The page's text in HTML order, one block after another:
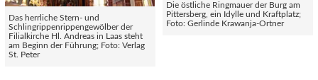
Das herrliche Stern- und
Schlingrippenrippengewölber der
Filialkirche Hl. Andreas in Laas steht
am Beginn der Führung; Foto: Verlag
St. Peter
Die östliche Ringmauer der Burg am
Pittersberg, ein Idylle und Kraftplatz;
Foto: Gerlinde Krawanja-Ortner